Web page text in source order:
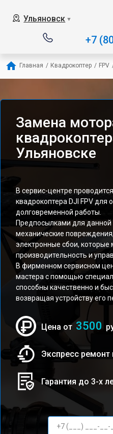
Ульяновск ▼
+7
Главная / Квадрокоптер / FPV
Замена
Ульяновске
В сервис-центре
квадрокоптера DJI FPV для
долговременной работы.
Предпосылками для
механические
электронные сбои, которые
производительность и
В фирменном сервисном
мастера с помощью
способны качественно и
возвращая устройству его
Цена от 3500
Экспресс
Гарантия до 3-х